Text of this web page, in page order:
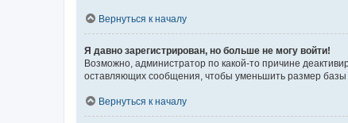
Вернуться к началу
Я давно зарегистрирован, но больше не могу войти!
Возможно, администратор по какой-то причине
оставляющих сообщения, чтобы уменьшить размер базы
Вернуться к началу